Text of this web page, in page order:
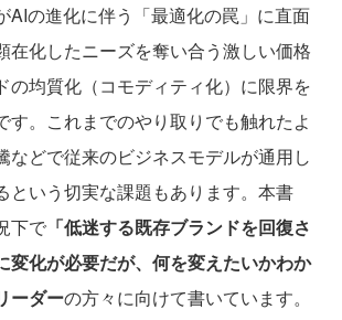
AIの進化に伴う「最適化の罠」に直面
在化したニーズを奪い合う激しい価格
の均質化（コモディティ化）に限界を
す。これまでのやり取りでも触れたよ
などで従来のビジネスモデルが通用し
という切実な課題もあります。本書
下で 「低迷する既存ブランドを回復さ
変化が必要だが、何を変えたいかわか
ーダーの方々に向けて書いています。